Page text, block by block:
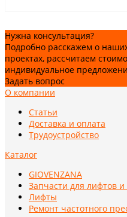
Нужна консультация?
Подробно расскажем о
проектах, рассчитаем
индивидуальное
Задать вопрос
О компании
Статьи
Доставка и оплата
Трудоустройство
Каталог
GIOVENZANA
Запчасти для лифтов и
Лифты
Ремонт частотного